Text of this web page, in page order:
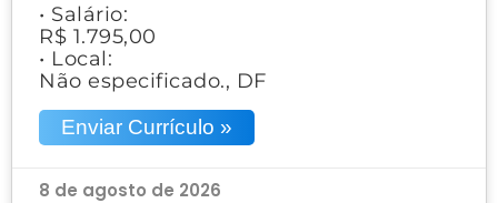
• Salário:
R$ 1.795,00
• Local:
Não especificado., DF
Enviar Currículo »
8 de agosto de 2026